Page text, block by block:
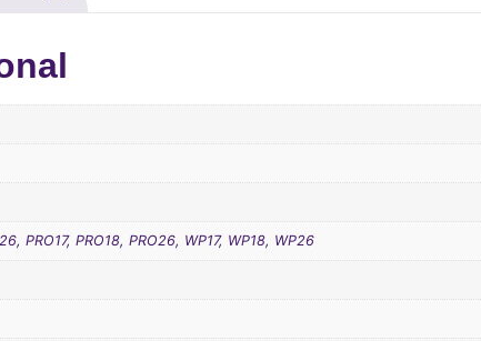
PRO17, PRO18, PRO26, WP17, WP18, WP26